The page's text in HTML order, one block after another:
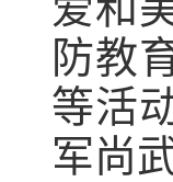
防教
等活
军尚